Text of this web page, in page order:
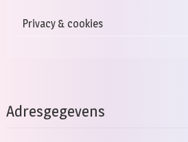
Privacy & cookies
Adresgegevens